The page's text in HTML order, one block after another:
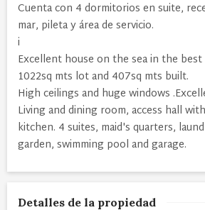
Cuenta con 4 dormitorios en suite,
mar, pileta y área de servicio.
i
Excellent house on the sea in the
1022sq mts lot and 407sq mts built.
High ceilings and huge windows
Living and dining room, access hall
kitchen. 4 suites, maid's quarters,
garden, swimming pool and garage.
Detalles de la propiedad